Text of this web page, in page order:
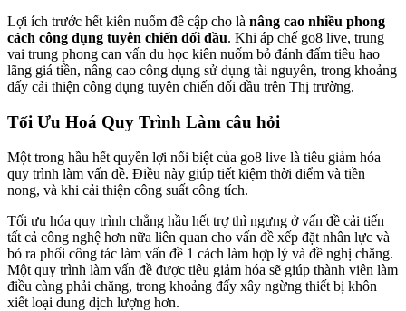
Lợi ích trước hết kiên nuốm đề cập cho là nâng cao nhiều phong
cách công dụng tuyên chiến đối đầu. Khi áp chế go8 live, trung
vai trung phong can vấn du học kiên nuốm bỏ đánh đấm tiêu hao
lãng giá tiền, nâng cao công dụng sử dụng tài nguyên, trong khoảng
đấy cải thiện công dụng tuyên chiến đối đầu trên Thị trường.
Tối Ưu Hoá Quy Trình Làm câu hỏi
Một trong hầu hết quyền lợi nổi biệt của go8 live là tiêu giảm hóa
quy trình làm vấn đề. Điều này giúp tiết kiệm thời điểm và tiền
nong, và khi cải thiện công suất công tích.
Tối ưu hóa quy trình chẳng hầu hết trợ thì ngưng ở vấn đề cải tiến
tất cả công nghệ hơn nữa liên quan cho vấn đề xếp đặt nhân lực và
bỏ ra phối công tác làm vấn đề 1 cách làm hợp lý và đề nghị chăng.
Một quy trình làm vấn đề được tiêu giảm hóa sẽ giúp thành viên làm
điều càng phải chăng, trong khoảng đấy xây ngừng thiết bị khôn
xiết loại dung dịch lượng hơn.